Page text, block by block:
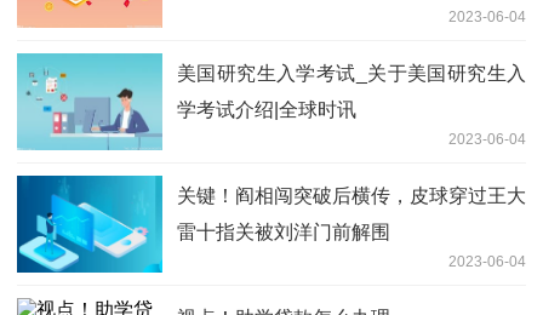
2023-06-04
美国研究生入学考试_关于美国研究生入
学考试介绍|全球时讯
2023-06-04
关键！阎相闯突破后横传，皮球穿过王大
雷十指关被刘洋门前解围
2023-06-04